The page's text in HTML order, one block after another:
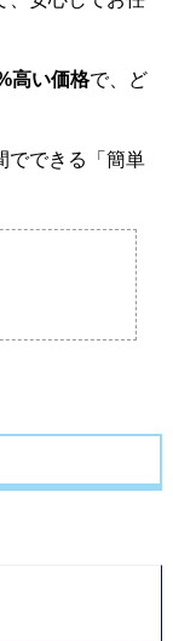
高い価格で、ど
でできる「簡単